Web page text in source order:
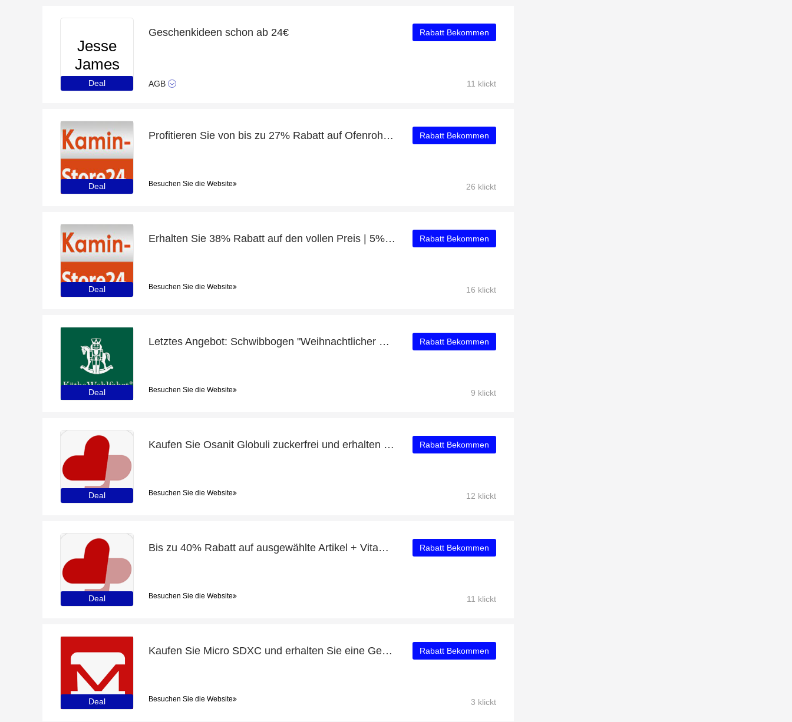
Jesse
James
Beads
Deal
Geschenkideen schon ab 24€
AGB
Rabatt Bekommen
11 klickt
Deal
Profitieren Sie von bis zu 27% Rabatt auf Ofenrohre für Pelletöfen
Besuchen Sie die Website
Rabatt Bekommen
26 klickt
Deal
Erhalten Sie 38% Rabatt auf den vollen Preis | 5% Rabatt auf Jacobus Kaminofen 6 kW
Besuchen Sie die Website
Rabatt Bekommen
16 klickt
Deal
Letztes Angebot: Schwibbogen "Weihnachtlicher Marktplatz" mit 9% Rabatt
Besuchen Sie die Website
Rabatt Bekommen
9 klickt
Deal
Kaufen Sie Osanit Globuli zuckerfrei und erhalten Sie 19% Rabatt
Besuchen Sie die Website
Rabatt Bekommen
12 klickt
Deal
Bis zu 40% Rabatt auf ausgewählte Artikel + Vitamin B2 mit 9% Rabatt
Besuchen Sie die Website
Rabatt Bekommen
11 klickt
Deal
Kaufen Sie Micro SDXC und erhalten Sie eine Geschenkkarte
Besuchen Sie die Website
Rabatt Bekommen
3 klickt